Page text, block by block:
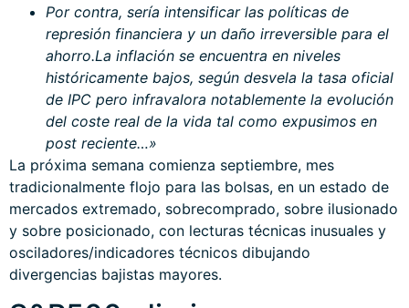
Por contra, sería intensificar las políticas de
represión financiera y un daño irreversible para el
ahorro.La inflación se encuentra en niveles
históricamente bajos, según desvela la tasa oficial
de IPC pero infravalora notablemente la evolución
del coste real de la vida tal como expusimos en
post reciente…»
La próxima semana comienza septiembre, mes
tradicionalmente flojo para las bolsas, en un estado de
mercados extremado, sobrecomprado, sobre ilusionado
y sobre posicionado, con lecturas técnicas inusuales y
osciladores/indicadores técnicos dibujando
divergencias bajistas mayores.